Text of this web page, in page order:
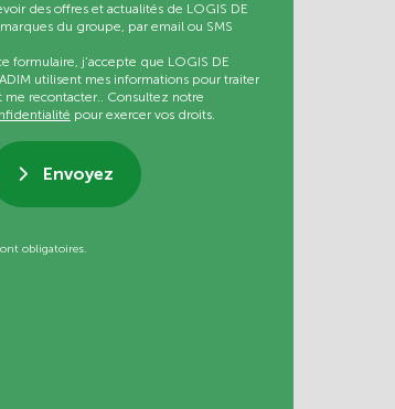
des offres et actualités de LOGIS DE
du groupe, par email ou SMS
formulaire, j’accepte que LOGIS DE
utilisent mes informations pour traiter
me recontacter.. Consultez notre
pour exercer vos droits.
Envoyez
obligatoires.